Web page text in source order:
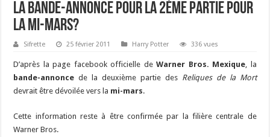
La bande-annonce pour la 2ème partie pour
la mi-mars?
Sifrette 25 février 2011 Harry Potter 336 vues
D’après la page facebook officielle deWarner Bros. Mexique, la
bande-annonce de la deuxième partie des Reliques de la Mort
devrait être dévoilée vers la mi-mars.
Cette information reste à être confirmée par la filière centrale de
Warner Bros.